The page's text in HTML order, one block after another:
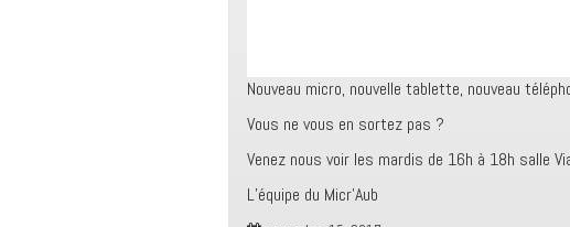
Nouveau micro, nouvelle tablette, nouveau
Vous ne vous en sortez pas ?
Venez nous voir les mardis de 16h à 18h salle
L’équipe du Micr’Aub